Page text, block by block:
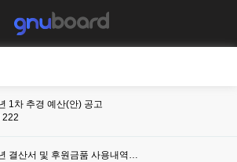
1차 추경 예산(안) 공고
222
결산서 및 후원금품 사용내역…